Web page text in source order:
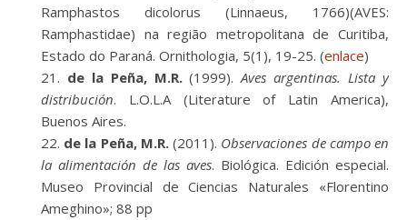
Ramphastos dicolorus (Linnaeus, 1766)(AVES:
Ramphastidae) na região metropolitana de Curitiba,
Estado do Paraná. Ornithologia, 5(1), 19-25. (enlace)
de la Peña, M.R.(1999).Aves argentinas. Lista y
distribución. L.O.L.A (Literature of Latin America),
Buenos Aires.
de la Peña, M.R.(2011). Observaciones de campo en
la alimentación de las aves. Biológica. Edición especial.
Museo Provincial de Ciencias Naturales «Florentino
Ameghino»; 88 pp